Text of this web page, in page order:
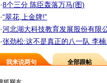
·8个三分 陈臣轰落万马(图)
·“翠花,上金牌!”
·河北湖大科技教育发展股份有限
·张劲松:这不是真正的八一队 李楠:
我来说两句 全部跟帖